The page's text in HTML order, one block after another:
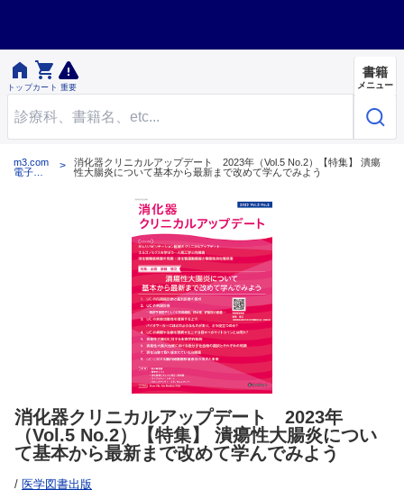

トップ

カート 重要
書籍
メニュー
m3.com
電子書
消化器クリニカルアップデート 2023年（Vol.5 No.2）【特集】 潰瘍
性大腸炎について基本から最新まで改めて学んでみよう
消化器クリニカルアップデート 2023年
（Vol.5 No.2）【特集】 潰瘍性大腸炎につい
て基本から最新まで改めて学んでみよう
/ 医学図書出版